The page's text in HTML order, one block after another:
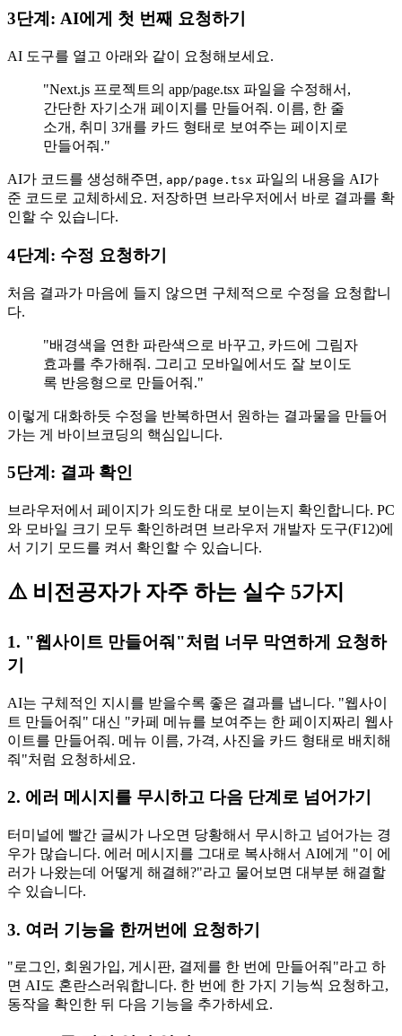
3단계: AI에게 첫 번째 요청하기
AI 도구를 열고 아래와 같이 요청해보세요.
"Next.js 프로젝트의 app/page.tsx 파일을 수정해서,
간단한 자기소개 페이지를 만들어줘. 이름, 한 줄
소개, 취미 3개를 카드 형태로 보여주는 페이지로
만들어줘."
AI가 코드를 생성해주면, app/page.tsx 파일의 내용을 AI가
준 코드로 교체하세요. 저장하면 브라우저에서 바로 결과를 확
인할 수 있습니다.
4단계: 수정 요청하기
처음 결과가 마음에 들지 않으면 구체적으로 수정을 요청합니
다.
"배경색을 연한 파란색으로 바꾸고, 카드에 그림자
효과를 추가해줘. 그리고 모바일에서도 잘 보이도
록 반응형으로 만들어줘."
이렇게 대화하듯 수정을 반복하면서 원하는 결과물을 만들어
가는 게 바이브코딩의 핵심입니다.
5단계: 결과 확인
브라우저에서 페이지가 의도한 대로 보이는지 확인합니다. PC
와 모바일 크기 모두 확인하려면 브라우저 개발자 도구(F12)에
서 기기 모드를 켜서 확인할 수 있습니다.
⚠️ 비전공자가 자주 하는 실수 5가지
1. "웹사이트 만들어줘"처럼 너무 막연하게 요청하
기
AI는 구체적인 지시를 받을수록 좋은 결과를 냅니다. "웹사이
트 만들어줘" 대신 "카페 메뉴를 보여주는 한 페이지짜리 웹사
이트를 만들어줘. 메뉴 이름, 가격, 사진을 카드 형태로 배치해
줘"처럼 요청하세요.
2. 에러 메시지를 무시하고 다음 단계로 넘어가기
터미널에 빨간 글씨가 나오면 당황해서 무시하고 넘어가는 경
우가 많습니다. 에러 메시지를 그대로 복사해서 AI에게 "이 에
러가 나왔는데 어떻게 해결해?"라고 물어보면 대부분 해결할
수 있습니다.
3. 여러 기능을 한꺼번에 요청하기
"로그인, 회원가입, 게시판, 결제를 한 번에 만들어줘"라고 하
면 AI도 혼란스러워합니다. 한 번에 한 가지 기능씩 요청하고,
동작을 확인한 뒤 다음 기능을 추가하세요.